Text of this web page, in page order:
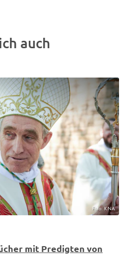
auch
Foto: KNA
mit Predigten von